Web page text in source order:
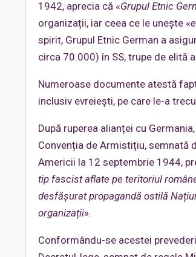
1942, aprecia că «Grupul Etnic
organizații, iar ceea ce le unește «
spirit, Grupul Etnic German a
circa 70.000) în SS, trupe de elită
Numeroase documente atestă
inclusiv evreiești, pe care le-a
După ruperea alianței cu
Convenția de Armistițiu, semnată
Americii la 12 septembrie 1944,
tip fascist aflate pe teritoriul
desfășurat propagandă ostilă
organizații».
Conformându-se acestei